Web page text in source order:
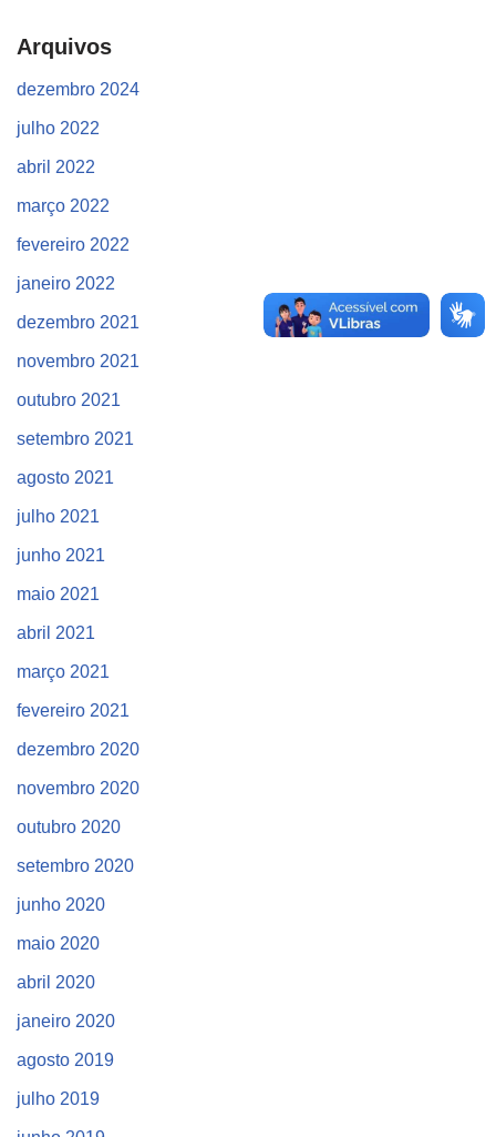
Arquivos
dezembro 2024
julho 2022
abril 2022
março 2022
fevereiro 2022
janeiro 2022
dezembro 2021
novembro 2021
outubro 2021
setembro 2021
agosto 2021
julho 2021
junho 2021
maio 2021
abril 2021
março 2021
fevereiro 2021
dezembro 2020
novembro 2020
outubro 2020
setembro 2020
junho 2020
maio 2020
abril 2020
janeiro 2020
agosto 2019
julho 2019